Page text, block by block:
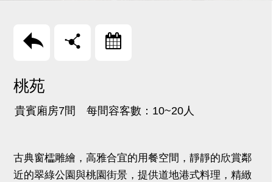
回上頁
桃苑
貴賓廂房7間 每間容客數：10~20人
古典窗櫺雕繪，高雅合宜的用餐空間，靜靜的欣賞鄰
近的翠綠公園與桃園街景，提供道地港式料理，精緻